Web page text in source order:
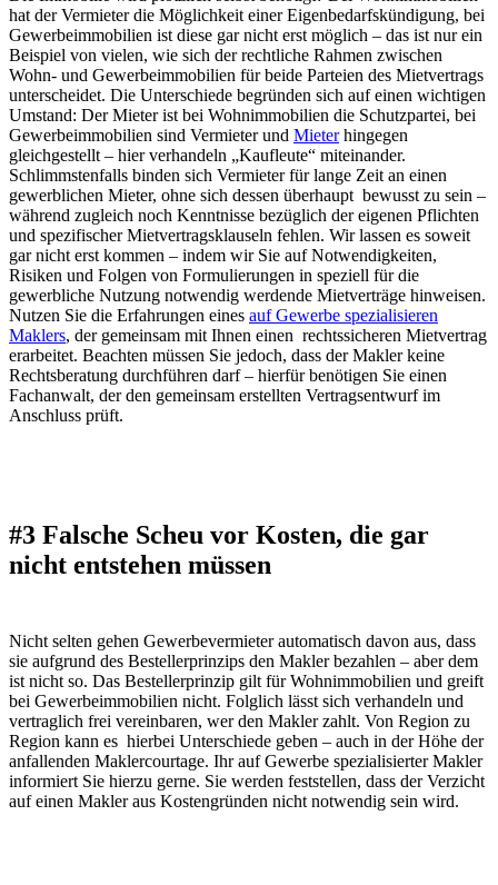
hat der Vermieter die Möglichkeit einer Eigenbedarfskündigung, bei
Gewerbeimmobilien ist diese gar nicht erst möglich – das ist nur ein
Beispiel von vielen, wie sich der rechtliche Rahmen zwischen
Wohn- und Gewerbeimmobilien für beide Parteien des Mietvertrags
unterscheidet. Die Unterschiede begründen sich auf einen wichtigen
Umstand: Der Mieter ist bei Wohnimmobilien die Schutzpartei, bei
Gewerbeimmobilien sind Vermieter und Mieterhingegen
gleichgestellt – hier verhandeln „Kaufleute“ miteinander.
Schlimmstenfalls binden sich Vermieter für lange Zeit an einen
gewerblichen Mieter, ohne sich dessen überhaupt bewusst zu sein –
während zugleich noch Kenntnisse bezüglich der eigenen Pflichten
und spezifischer Mietvertragsklauseln fehlen. Wir lassen es soweit
gar nicht erst kommen – indem wir Sie auf Notwendigkeiten,
Risiken und Folgen von Formulierungen in speziell für die
gewerbliche Nutzung notwendig werdende Mietverträge hinweisen.
Nutzen Sie die Erfahrungen eines auf Gewerbe spezialisieren
Maklers, der gemeinsam mit Ihnen einen rechtssicheren Mietvertrag
erarbeitet. Beachten müssen Sie jedoch, dass der Makler keine
Rechtsberatung durchführen darf – hierfür benötigen Sie einen
Fachanwalt, der den gemeinsam erstellten Vertragsentwurf im
Anschluss prüft.
#3 Falsche Scheu vor Kosten, die gar
nicht entstehen müssen
Nicht selten gehen Gewerbevermieter automatisch davon aus, dass
sie aufgrund des Bestellerprinzips den Makler bezahlen – aber dem
ist nicht so. Das Bestellerprinzip gilt für Wohnimmobilien und greift
bei Gewerbeimmobilien nicht. Folglich lässt sich verhandeln und
vertraglich frei vereinbaren, wer den Makler zahlt. Von Region zu
Region kann es hierbei Unterschiede geben – auch in der Höhe der
anfallenden Maklercourtage. Ihr auf Gewerbe spezialisierter Makler
informiert Sie hierzu gerne. Sie werden feststellen, dass der Verzicht
auf einen Makler aus Kostengründen nicht notwendig sein wird.